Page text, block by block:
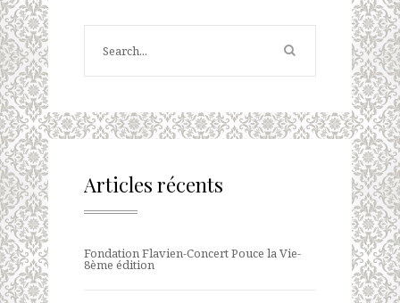
Articles récents
Fondation Flavien-Concert Pouce la Vie-
8ème édition